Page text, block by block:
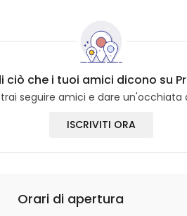
ciò che i tuoi amici dicono su
seguire amici e dare un'occhiata
ISCRIVITI ORA
Orari di apertura